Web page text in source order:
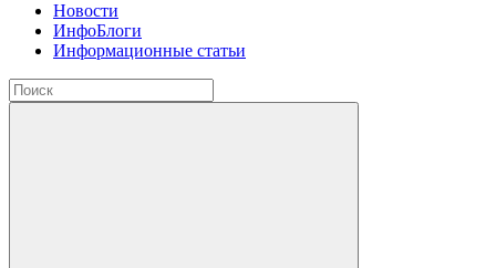
Новости
ИнфоБлоги
Информационные статьи